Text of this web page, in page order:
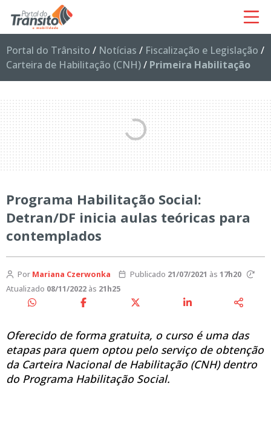
Portal do Trânsito / Notícias / Fiscalização e Legislação /
Carteira de Habilitação (CNH)/ Primeira Habilitação
Programa Habilitação Social:
Detran/DF inicia aulas teóricas para
contemplados
Por Mariana Czerwonka Publicado 21/07/2021 às 17h20
Atualizado 08/11/2022 às 21h25
Oferecido de forma gratuita, o curso é uma das
etapas para quem optou pelo serviço de obtenção
da Carteira Nacional de Habilitação (CNH) dentro
do Programa Habilitação Social.